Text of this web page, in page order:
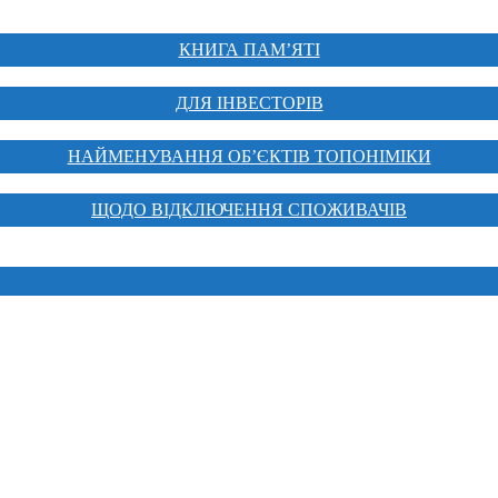
КНИГА ПАМ’ЯТІ
ДЛЯ ІНВЕСТОРІВ
НАЙМЕНУВАННЯ ОБ’ЄКТІВ ТОПОНІМІКИ
ЩОДО ВІДКЛЮЧЕННЯ СПОЖИВАЧІВ